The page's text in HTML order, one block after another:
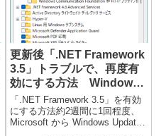
更新後「.NET Framework
3.5」トラブルで、再度有
効にする方法 Windows
11
「.NET Framework 3.5」を有効
にする方法約2週間に1回程度、
Microsoft から Windows Update